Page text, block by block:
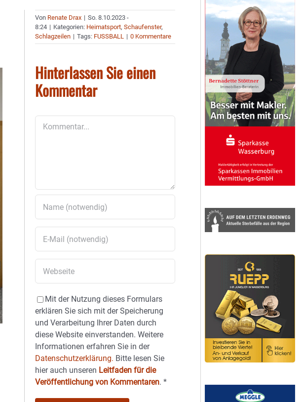
Von Renate Drax | So. 8.10.2023 -
8:24 | Kategorien: Heimatsport,Schaufenster,
Schlagzeilen | Tags: FUSSBALL | 0 Kommentare
Hinterlassen Sie einen
Kommentar
Mit der Nutzung dieses Formulars
erklären Sie sich mit der Speicherung
und Verarbeitung Ihrer Daten durch
diese Website einverstanden. Weitere
Informationen erfahren Sie in der
Datenschutzerklärung. Bitte lesen Sie
hier auch unseren Leitfaden für die
Veröffentlichung von Kommentaren.*